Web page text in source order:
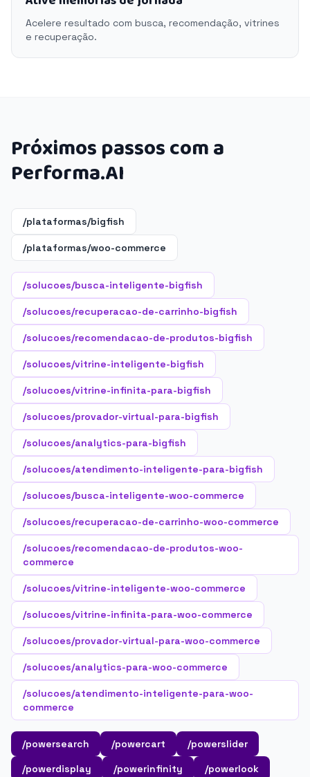
Acelere resultado com busca, recomendação, vitrines
e recuperação.
Próximos passos com a
Performa.AI
/plataformas/bigfish
/plataformas/woo-commerce
/solucoes/busca-inteligente-bigfish
/solucoes/recuperacao-de-carrinho-bigfish
/solucoes/recomendacao-de-produtos-bigfish
/solucoes/vitrine-inteligente-bigfish
/solucoes/vitrine-infinita-para-bigfish
/solucoes/provador-virtual-para-bigfish
/solucoes/analytics-para-bigfish
/solucoes/atendimento-inteligente-para-bigfish
/solucoes/busca-inteligente-woo-commerce
/solucoes/recuperacao-de-carrinho-woo-commerce
/solucoes/recomendacao-de-produtos-woo-
commerce
/solucoes/vitrine-inteligente-woo-commerce
/solucoes/vitrine-infinita-para-woo-commerce
/solucoes/provador-virtual-para-woo-commerce
/solucoes/analytics-para-woo-commerce
/solucoes/atendimento-inteligente-para-woo-
commerce
/powersearch /powercart
/powerslider
/powerdisplay
/powerinfinity /powerlook